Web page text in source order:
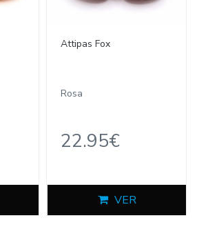
Attipas Fox
Rosa
22.95€
VER